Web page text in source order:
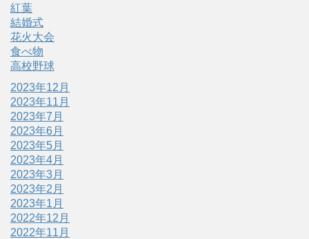
紅葉
結婚式
花火大会
食べ物
高校野球
2023年12月
2023年11月
2023年7月
2023年6月
2023年5月
2023年4月
2023年3月
2023年2月
2023年1月
2022年12月
2022年11月